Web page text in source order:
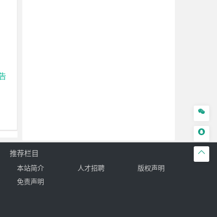



推荐栏目
本站简介 人才招聘
版权声明
免责声明